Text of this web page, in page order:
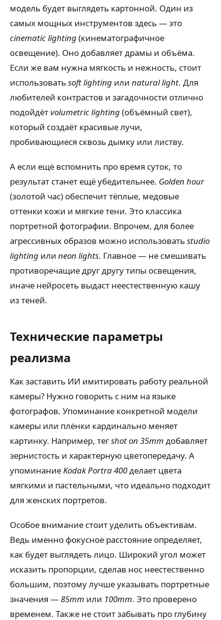
модель будет выглядеть картонной. Один из
самых мощных инструментов здесь — это
cinematic lighting(кинематографичное
освещение). Оно добавляет драмы и объёма.
Если же вам нужна мягкость и нежность, стоит
использовать soft lighting или natural light. Для
любителей контрастов и загадочности отлично
подойдётvolumetric lighting(объёмный свет),
который создаёт красивые лучи,
пробивающиеся сквозь дымку или листву.
А если ещё вспомнить про время суток, то
результат станет ещё убедительнее. Golden hour
(золотой час) обеспечит тёплые, медовые
оттенки кожи и мягкие тени. Это классика
портретной фотографии. Впрочем, для более
агрессивных образов можно использовать studio
lighting или neon lights. Главное — не смешивать
противоречащие друг другу типы освещения,
иначе нейросеть выдаст неестественную кашу
из теней.
Технические параметры
реализма
Как заставить ИИ имитировать работу реальной
камеры? Нужно говорить с ним на языке
фотографов. Упоминание конкретной модели
камеры или плёнки кардинально меняет
картинку. Например, тегshot on 35mm добавляет
зернистость и характерную цветопередачу. А
упоминаниеKodak Portra 400делает цвета
мягкими и пастельными, что идеально подходит
для женских портретов.
Особое внимание стоит уделить объективам.
Ведь именно фокусное расстояние определяет,
как будет выглядеть лицо. Широкий угол может
исказить пропорции, сделав нос неестественно
большим, поэтому лучше указывать портретные
значения —85mm или 100mm. Это проверено
временем. Также не стоит забывать про глубину